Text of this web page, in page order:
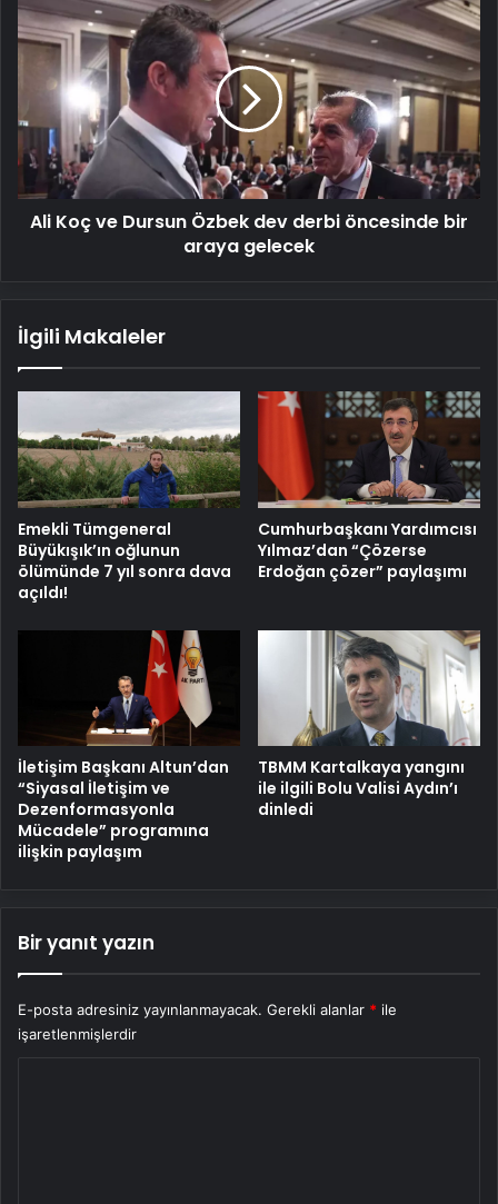
Ali
Koç
Dursun
Özbek
dev
derbi
öncesinde
bir
araya
Ali Koç ve Dursun Özbek dev derbi öncesinde bir
araya gelecek
İlgili Makaleler
Emekli Tümgeneral
Büyükışık’ın oğlunun
ölümünde 7 yıl sonra dava
açıldı!
Cumhurbaşkanı Yardımcısı
Yılmaz’dan “Çözerse
Erdoğan çözer” paylaşımı
İletişim Başkanı Altun’dan
“Siyasal İletişim ve
Dezenformasyonla
Mücadele” programına
ilişkin paylaşım
TBMM Kartalkaya yangını
ile ilgili Bolu Valisi Aydın’ı
dinledi
Bir yanıt yazın
E-posta adresiniz yayınlanmayacak. Gerekli alanlar * ile
işaretlenmişlerdir